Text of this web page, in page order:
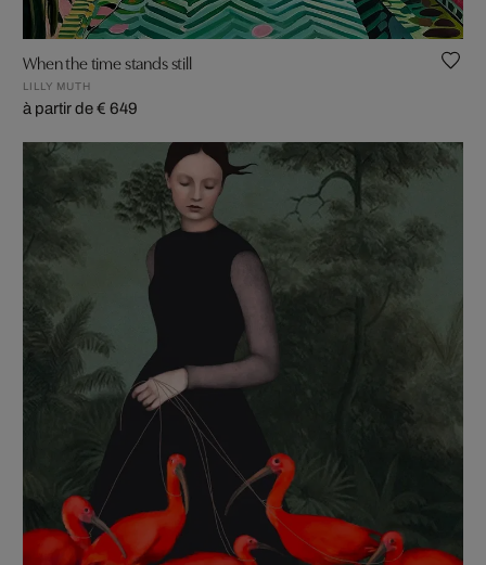
When the time stands still
LILLY MUTH
à partir de € 649